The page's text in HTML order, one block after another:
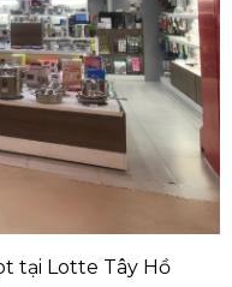
tại Lotte Tây Hồ